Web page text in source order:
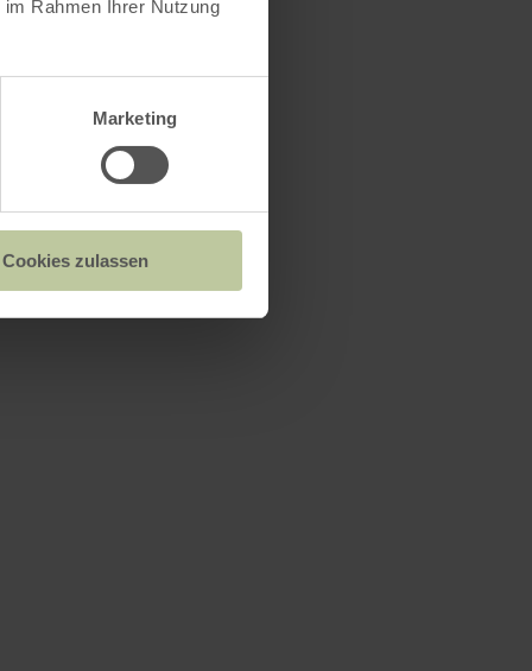
Rahmen Ihrer Nutzung
Marketing
Cookies zulassen